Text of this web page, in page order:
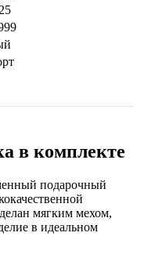
в комплекте
подарочный
мягким мехом,
в идеальном